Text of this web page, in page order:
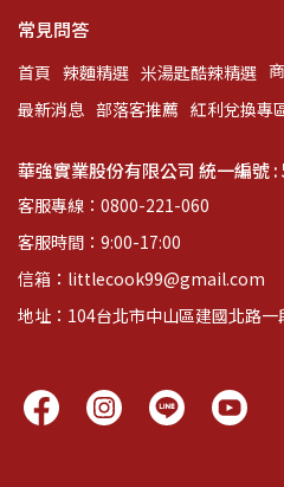
常見問答
首頁 辣麵精選 米湯匙酷辣精選
最新消息 部落客推薦 紅利兌換專
華強實業股份有限公司 統一編號
客服專線：0800-221-060
客服時間：9:00-17:00
信箱：littlecook99@gmail.com
地址：104台北市中山區建國北路一